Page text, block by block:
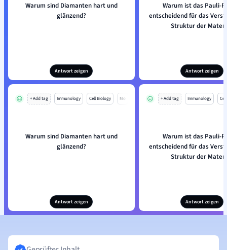
Warum sind Diamanten hart und
glänzend?
Antwort zeigen
Warum ist das Pauli-
entscheidend für das
Struktur der
Antwort zeigen
+ Add tag Immunology Cell Biology Mo
Warum sind Diamanten hart und
glänzend?
Antwort zeigen
+ Add tag Immunology
Warum ist das Pauli-
entscheidend für das
Struktur der
Antwort zeigen